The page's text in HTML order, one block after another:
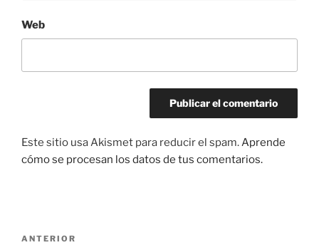
Web
Este sitio usa Akismet para reducir el spam.Aprende
cómo se procesan los datos de tus comentarios.
Navegación
Entrada
ANTERIOR